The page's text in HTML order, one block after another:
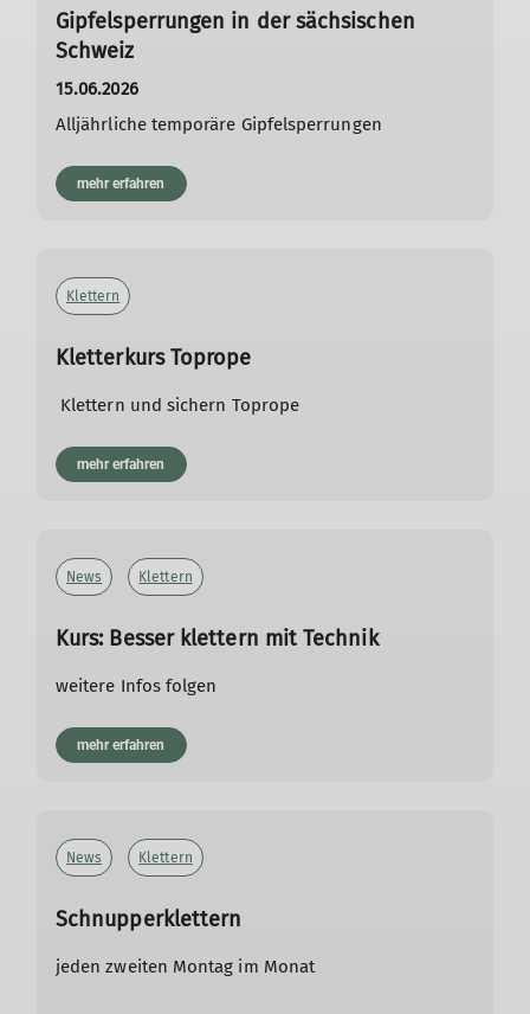
Gipfelsperrungen in der sächsischen
Schweiz
15.06.2026
Alljährliche temporäre Gipfelsperrungen
mehr erfahren
Klettern
Kletterkurs Toprope
Klettern und sichern Toprope
mehr erfahren
News Klettern
Kurs: Besser klettern mit Technik
weitere Infos folgen
mehr erfahren
News Klettern
Schnupperklettern
jeden zweiten Montag im Monat